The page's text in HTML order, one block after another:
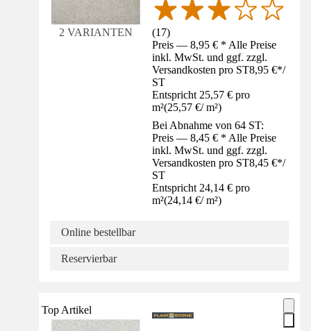
2 VARIANTEN (17)
Preis — 8,95 € * Alle Preise
inkl. MwSt. und ggf. zzgl.
Versandkosten pro ST8,95 €*/
ST
Entspricht 25,57 € pro
m²(25,57 €/ m²)
Bei Abnahme von 64 ST:
Preis — 8,45 € * Alle Preise
inkl. MwSt. und ggf. zzgl.
Versandkosten pro ST8,45 €*/
ST
Entspricht 24,14 € pro
m²(24,14 €/ m²)
Online bestellbar
Reservierbar
Top Artikel